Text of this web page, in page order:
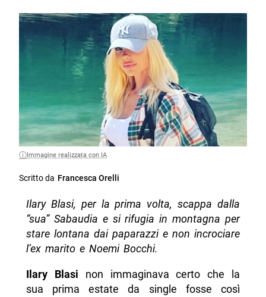
Immagine realizzata con IA
Scritto da Francesca Orelli
Ilary Blasi, per la prima volta, scappa dalla
“sua” Sabaudia e si rifugia in montagna per
stare lontana dai paparazzi e non incrociare
l’ex marito e Noemi Bocchi.
Ilary Blasi non immaginava certo che la
sua prima estate da single fosse così